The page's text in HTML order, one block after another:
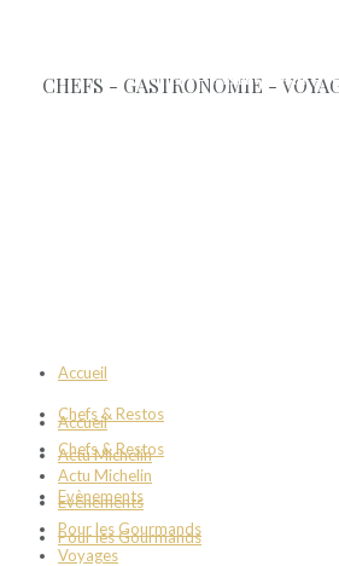
Accueil
Chefs & Restos
Actu Michelin
Evènements
Pour les Gourmands
Accueil
Chefs & Restos
Actu Michelin
Evènements
Pour les Gourmands
Voyages